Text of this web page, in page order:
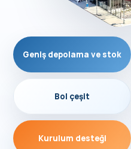
Geniş depolama ve stok
Bol çeşit
Kurulum desteği